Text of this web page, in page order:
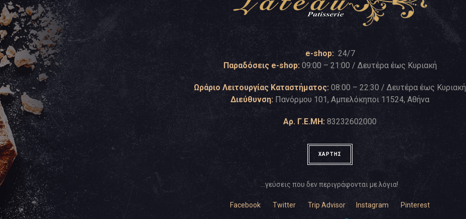
e-shop: 24/7
Παραδόσεις e-shop: 09:00 – 21:00 / Δευτέρα έως Κυριακή
Ωράριο Λειτουργίας Καταστήματος: 08:00 – 22:30 / Δευτέρα έως Κυριακή
Διεύθυνση: Πανόρμου 101, Αμπελόκηποι 11524, Αθήνα
Αρ. Γ.Ε.ΜΗ: 83232602000
ΧΑΡΤΗΣ
…γεύσεις που δεν περιγράφονται με λόγια!
Facebook Twitter Trip Advisor Instagram Pinterest